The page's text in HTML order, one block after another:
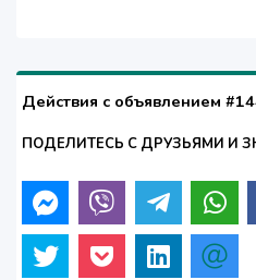
Действия с объявлением
ПОДЕЛИТЕСЬ С ДРУЗЬЯМИ И